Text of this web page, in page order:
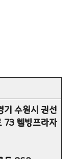
기 수원시 권선
73 웰빙프라자